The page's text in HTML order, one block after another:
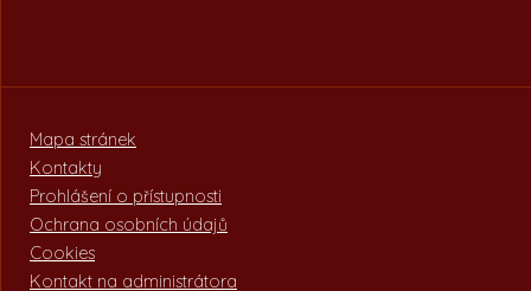
Mapa stránek
Kontakty
Prohlášení o přístupnosti
Ochrana osobních údajů
Cookies
Kontakt na administrátora